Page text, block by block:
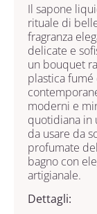
Il sapone
rituale di
fragranza
delicate e
un bouquet
plastica
moderni e
quotidiana in
da usare da
profumate
bagno con
artigianale.
Dettagli: